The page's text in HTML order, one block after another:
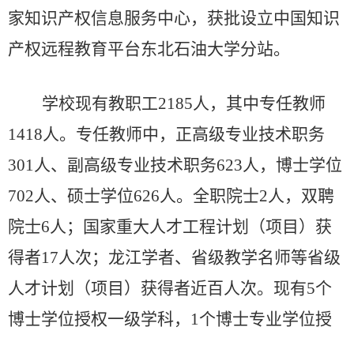
家知识产权信息服务中心，获批设立中国知识
产权远程教育平台东北石油大学分站。
学校现有教职工2185人，其中专任教师
1418人。专任教师中，正高级专业技术职务
301人、副高级专业技术职务623人，博士学位
702人、硕士学位626人。全职院士2人，双聘
院士6人；国家重大人才工程计划（项目）获
得者17人次；龙江学者、省级教学名师等省级
人才计划（项目）获得者近百人次。现有5个
博士学位授权一级学科，1个博士专业学位授